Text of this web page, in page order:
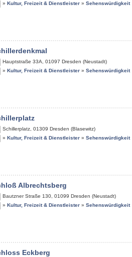
» Kultur, Freizeit & Dienstleister » Sehenswürdigkeit
Hauptstraße 33A 01097 Dresden (Neustadt)
» Kultur, Freizeit & Dienstleister » Sehenswürdigkeit
Schillerplatz 01309 Dresden (Blasewitz)
» Kultur, Freizeit & Dienstleister » Sehenswürdigkeit
Albrechtsberg
Bautzner Straße 130 01099 Dresden (Neustadt)
» Kultur, Freizeit & Dienstleister » Sehenswürdigkeit
Eckberg